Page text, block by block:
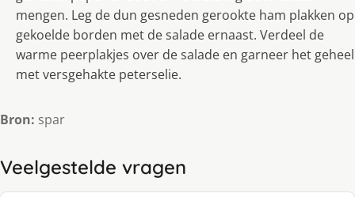
mengen. Leg de dun gesneden gerookte ham plakken op
gekoelde borden met de salade ernaast. Verdeel de
warme peerplakjes over de salade en garneer het geheel
met versgehakte peterselie.
Bron: spar
Veelgestelde vragen